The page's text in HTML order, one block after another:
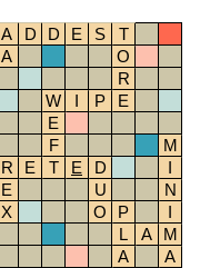
A D D E S
T
A
O
R
W
I P
E
E
F
M
R E T E D
I
E U
N
X O P
I
L A
M
A
A